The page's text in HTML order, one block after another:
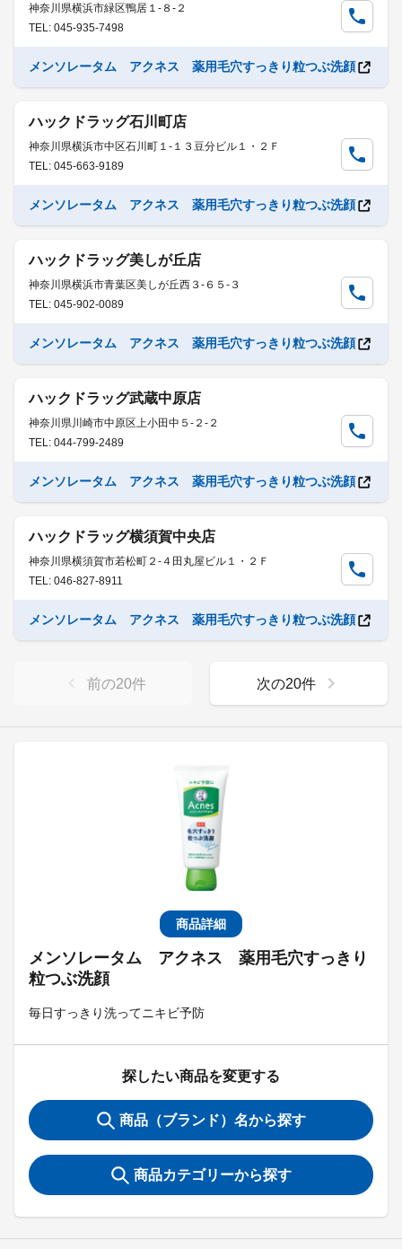
商品詳細
メンソレータム アクネス 薬用毛穴すっきり
粒つぶ洗顔
毎日すっきり洗ってニキビ予防
探したい商品を変更する
商品（ブランド）名から探す
商品カテゴリーから探す
神奈川県横浜市緑区鴨居１-８-２
TEL: 045-935-7498
メンソレータム アクネス 薬用毛穴すっきり粒つぶ洗顔
ハックドラッグ石川町店
神奈川県横浜市中区石川町１-１３豆分ビル１・２Ｆ
TEL: 045-663-9189
メンソレータム アクネス 薬用毛穴すっきり粒つぶ洗顔
ハックドラッグ美しが丘店
神奈川県横浜市青葉区美しが丘西３-６５-３
TEL: 045-902-0089
メンソレータム アクネス 薬用毛穴すっきり粒つぶ洗顔
ハックドラッグ武蔵中原店
神奈川県川崎市中原区上小田中５-２-２
TEL: 044-799-2489
メンソレータム アクネス 薬用毛穴すっきり粒つぶ洗顔
ハックドラッグ横須賀中央店
神奈川県横須賀市若松町２-４田丸屋ビル１・２Ｆ
TEL: 046-827-8911
メンソレータム アクネス 薬用毛穴すっきり粒つぶ洗顔
前の20件 次の20件